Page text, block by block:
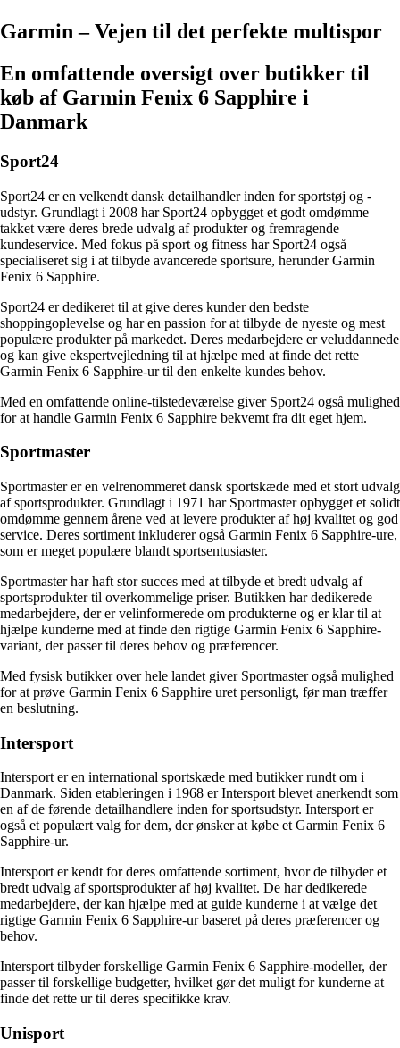
Garmin – Vejen til det perfekte multispor
En omfattende oversigt over butikker til
køb af Garmin Fenix 6 Sapphire i
Danmark
Sport24
Sport24 er en velkendt dansk detailhandler inden for sportstøj og -
udstyr. Grundlagt i 2008 har Sport24 opbygget et godt omdømme
takket være deres brede udvalg af produkter og fremragende
kundeservice. Med fokus på sport og fitness har Sport24 også
specialiseret sig i at tilbyde avancerede sportsure, herunder Garmin
Fenix 6 Sapphire.
Sport24 er dedikeret til at give deres kunder den bedste
shoppingoplevelse og har en passion for at tilbyde de nyeste og mest
populære produkter på markedet. Deres medarbejdere er veluddannede
og kan give ekspertvejledning til at hjælpe med at finde det rette
Garmin Fenix 6 Sapphire-ur til den enkelte kundes behov.
Med en omfattende online-tilstedeværelse giver Sport24 også mulighed
for at handle Garmin Fenix 6 Sapphire bekvemt fra dit eget hjem.
Sportmaster
Sportmaster er en velrenommeret dansk sportskæde med et stort udvalg
af sportsprodukter. Grundlagt i 1971 har Sportmaster opbygget et solidt
omdømme gennem årene ved at levere produkter af høj kvalitet og god
service. Deres sortiment inkluderer også Garmin Fenix 6 Sapphire-ure,
som er meget populære blandt sportsentusiaster.
Sportmaster har haft stor succes med at tilbyde et bredt udvalg af
sportsprodukter til overkommelige priser. Butikken har dedikerede
medarbejdere, der er velinformerede om produkterne og er klar til at
hjælpe kunderne med at finde den rigtige Garmin Fenix 6 Sapphire-
variant, der passer til deres behov og præferencer.
Med fysisk butikker over hele landet giver Sportmaster også mulighed
for at prøve Garmin Fenix 6 Sapphire uret personligt, før man træffer
en beslutning.
Intersport
Intersport er en international sportskæde med butikker rundt om i
Danmark. Siden etableringen i 1968 er Intersport blevet anerkendt som
en af de førende detailhandlere inden for sportsudstyr. Intersport er
også et populært valg for dem, der ønsker at købe et Garmin Fenix 6
Sapphire-ur.
Intersport er kendt for deres omfattende sortiment, hvor de tilbyder et
bredt udvalg af sportsprodukter af høj kvalitet. De har dedikerede
medarbejdere, der kan hjælpe med at guide kunderne i at vælge det
rigtige Garmin Fenix 6 Sapphire-ur baseret på deres præferencer og
behov.
Intersport tilbyder forskellige Garmin Fenix 6 Sapphire-modeller, der
passer til forskellige budgetter, hvilket gør det muligt for kunderne at
finde det rette ur til deres specifikke krav.
Unisport